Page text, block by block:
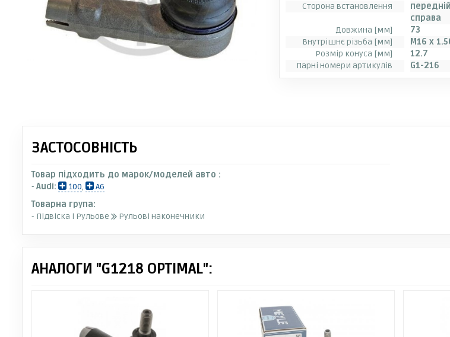
Сторона встановлення
справа
Довжина [мм]
73
Внутрішнє різьба [мм]
M16 x
Розмір конуса [мм]
12.7
Парні номери артикулів
G1-216
ЗАСТОСОВНІСТЬ
Товар підходить до марок/моделей авто :
- Audi: 100,
A6
Товарна група:
- Підвіска і Рульове
Рульові наконечники
АНАЛОГИ "G1218 OPTIMAL":